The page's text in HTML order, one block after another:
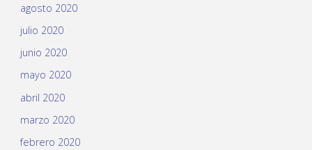
agosto 2020
julio 2020
junio 2020
mayo 2020
abril 2020
marzo 2020
febrero 2020